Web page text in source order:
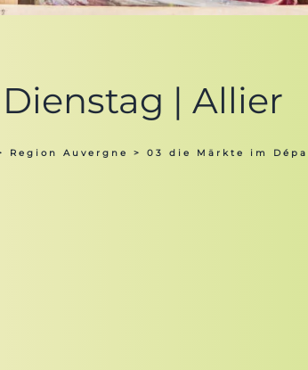
| Allier
Region Auvergne > 03 die Märkte im